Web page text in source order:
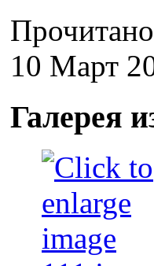
Прочитано
10 Март
Галерея